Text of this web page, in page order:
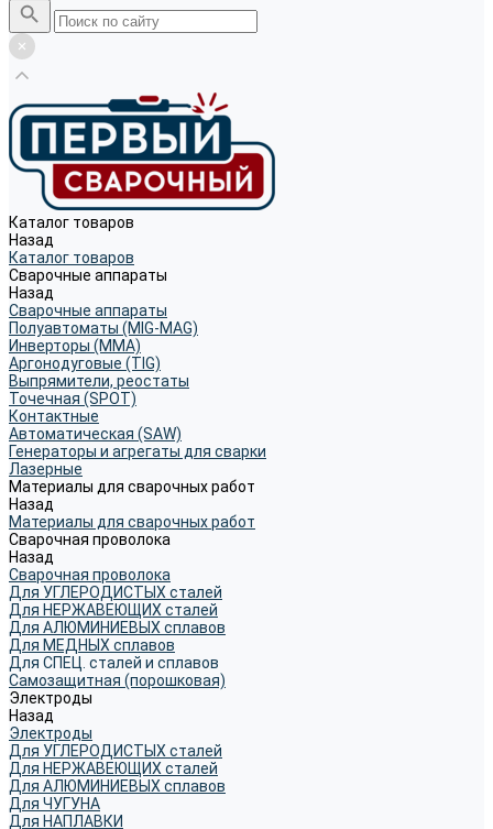
Каталог товаров
Назад
Каталог товаров
Сварочные аппараты
Назад
Сварочные аппараты
Полуавтоматы (MIG-MAG)
Инверторы (MMA)
Аргонодуговые (TIG)
Выпрямители, реостаты
Точечная (SPOT)
Контактные
Автоматическая (SAW)
Генераторы и агрегаты для сварки
Лазерные
Материалы для сварочных работ
Назад
Материалы для сварочных работ
Сварочная проволока
Назад
Сварочная проволока
Для УГЛЕРОДИСТЫХ сталей
Для НЕРЖАВЕЮЩИХ сталей
Для АЛЮМИНИЕВЫХ сплавов
Для МЕДНЫХ сплавов
Для СПЕЦ. сталей и сплавов
Самозащитная (порошковая)
Электроды
Назад
Электроды
Для УГЛЕРОДИСТЫХ сталей
Для НЕРЖАВЕЮЩИХ сталей
Для АЛЮМИНИЕВЫХ сплавов
Для ЧУГУНА
Для НАПЛАВКИ